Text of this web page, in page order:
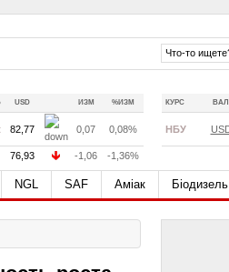
КУРС ВАЛ
НБУ
USD ИЗМ %ИЗМ
82,77 0,07 0,08%
76,93 -1,06 -1,36%
NGL SAF Аміак Біодизель